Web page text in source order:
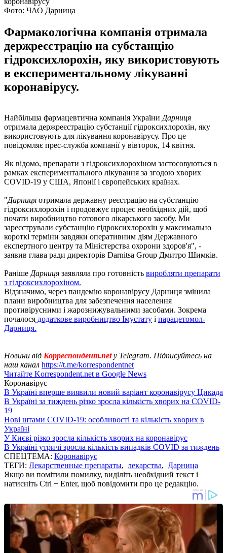
Фото: ЧАО Дарница
Фармакологічна компанія отримала
держреєстрацію на субстанцію
гідроксихлорохін, яку використовують
в експериментальному лікуванні
коронавірусу.
Найбільша фармацевтична компанія України Дарниця
отримала держреєстрацію субстанції гідроксихлорохін, яку
використовують для лікування коронавірусу. Про це
повідомляє прес-служба компанії у вівторок, 14 квітня.
Як відомо, препарати з гідроксихлорохіном застосовуються в
рамках експериментального лікування за згодою хворих
COVID-19 у США, Японії і європейських країнах.
"Дарниця отримала державну реєстрацію на субстанцію
гідроксихлорохін і продовжує процес необхідних дій, щоб
почати виробництво готового лікарського засобу. Ми
зареєстрували субстанцію гідроксихлорохін у максимально
короткі терміни завдяки оперативним діям Державного
експертного центру та Міністерства охорони здоров'я", -
заявив глава ради директорів Darnitsa Group Дмитро Шимків.
Раніше Дарниця заявляла про готовність виробляти препарати
з гідроксихлорохіном.
Відзначимо, через пандемію коронавірусу Дарниця змінила
плани виробництва для забезпечення населення
противірусними і жарознижувальними засобами. Зокрема
почалося додаткове виробництво Імустату і парацетомол-
Дарниця.
Новини від Корреспондент.net у Telegram. Підписуйтесь на
наш канал https://t.me/korrespondentnet
Читайте Korrespondent.net в Google News
Коронавірус
В Україні вперше виявили новий варіант коронавірусу Цикада
В Україні за тиждень різко зросла кількість хворих на COVID-
19
Нові штами COVID-19: особливості та кількість хворих в
Україні
У Києві різко зросла кількість хворих на коронавірус
В Україні утричі зросла кількість випадків COVID за тиждень
СПЕЦТЕМА: Коронавірус
ТЕГИ: Лекарственные препараты, лекарства, Дарница
Якщо ви помітили помилку, виділіть необхідний текст і
натисніть Ctrl + Enter, щоб повідомити про це редакцію.